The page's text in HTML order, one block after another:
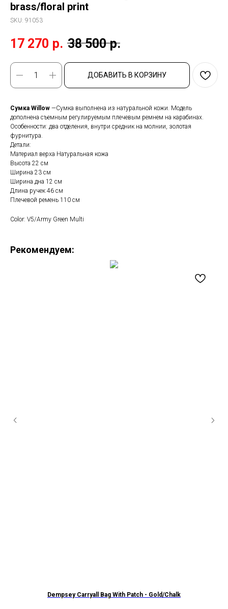
brass/floral print
SKU: 91053
17 270 р. 38 500 р.
ДОБАВИТЬ В КОРЗИНУ
Сумка Willow —Сумка выполнена из натуральной кожи. Модель
дополнена съемным регулируемым плечевым ремнем на карабинах.
Особенности: два отделения, внутри средник на молнии, золотая
фурнитура.
Детали:
Материал верха Натуральная кожа
Высота 22 см
Ширина 23 см
Ширина дна 12 см
Длина ручек 46 см
Плечевой ремень 110 см
Color: V5/Army Green Multi
Рекомендуем:
Dempsey Carryall Bag With Patch - Gold/Chalk